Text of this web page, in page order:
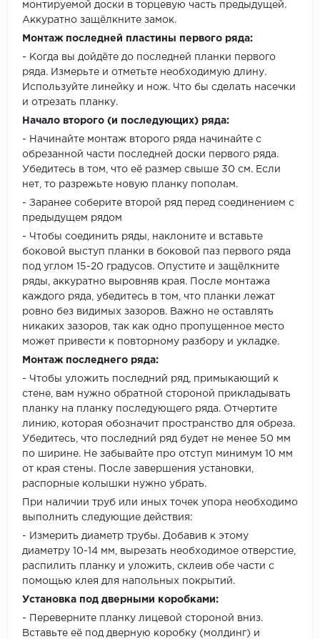
монтируемой доски в торцевую часть предыдущей.
Аккуратно защёлкните замок.
Монтаж последней пластины первого ряда:
- Когда вы дойдёте до последней планки первого
ряда. Измерьте и отметьте необходимую длину.
Используйте линейку и нож. Что бы сделать насечки
и отрезать планку.
Начало второго (и последующих) ряда:
- Начинайте монтаж второго ряда начинайте с
обрезанной части последней доски первого ряда.
Убедитесь в том, что её размер свыше 30 см. Если
нет, то разрежьте новую планку пополам.
- Заранее соберите второй ряд перед соединением с
предыдущем рядом
- Чтобы соединить ряды, наклоните и вставьте
боковой выступ планки в боковой паз первого ряда
под углом 15-20 градусов. Опустите и защёлкните
ряды, аккуратно выровняв края. После монтажа
каждого ряда, убедитесь в том, что планки лежат
ровно без видимых зазоров. Важно не оставлять
никаких зазоров, так как одно пропущенное место
может привести к повторному разбору и укладке.
Монтаж последнего ряда:
- Чтобы уложить последний ряд, примыкающий к
стене, вам нужно обратной стороной прикладывать
планку на планку последующего ряда. Отчертите
линию, которая обозначит пространство для обреза.
Убедитесь, что последний ряд будет не менее 50 мм
по ширине. Не забывайте про отступ минимум 10 мм
от края стены. После завершения установки,
распорные колышки нужно убрать.
При наличии труб или иных точек упора необходимо
выполнить следующие действия:
- Измерить диаметр трубы. Добавив к этому
диаметру 10-14 мм, вырезать необходимое отверстие,
распилить планку и уложить, склеив обе части с
помощью клея для напольных покрытий.
Установка под дверными коробками:
- Переверните планку лицевой стороной вниз.
Вставьте её под дверную коробку (молдинг) и